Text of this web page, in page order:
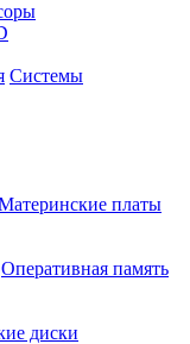
Системы
платы
Оперативная память
диски